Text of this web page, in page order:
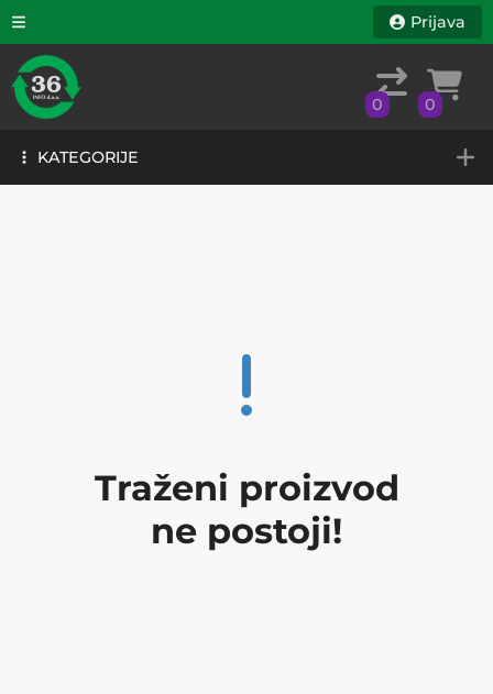
KATEGORIJE
Prijava
0 0
KATEGORIJE
Traženi proizvod
ne postoji!